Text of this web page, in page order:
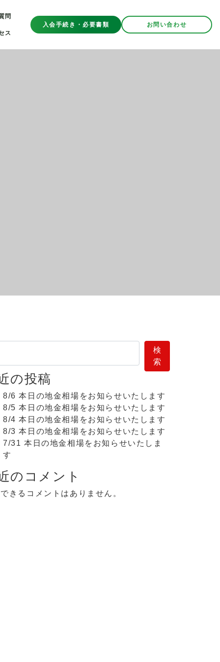
問
ス
入会手続き・必要書類 お問い合わせ
検
索
の投稿
8/6 本日の地金相場をお知らせいたします
8/5 本日の地金相場をお知らせいたします
8/4 本日の地金相場をお知らせいたします
8/3 本日の地金相場をお知らせいたします
7/31 本日の地金相場をお知らせいたしま
す
のコメント
きるコメントはありません。